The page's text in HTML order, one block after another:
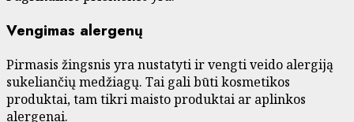
Vengimas alergenų
Pirmasis žingsnis yra nustatyti ir vengti veido alergiją
sukeliančių medžiagų. Tai gali būti kosmetikos
produktai, tam tikri maisto produktai ar aplinkos
alergenai.